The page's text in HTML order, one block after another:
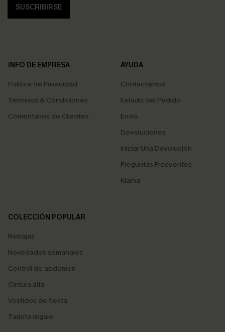
SUSCRIBIRSE
INFO DE EMPRESA
Política de Privacidad
Términos & Condiciones
Comentarios de Clientes
AYUDA
Contactarnos
Estado del Pedido
Envío
Devoluciones
Iniciar Una Devolución
Preguntas Frecuentes
Klarna
COLECCIÓN POPULAR
Rebajas
Novedades semanales
Control de abdomen
Cintura alta
Vestidos de fiesta
Tarjeta regalo